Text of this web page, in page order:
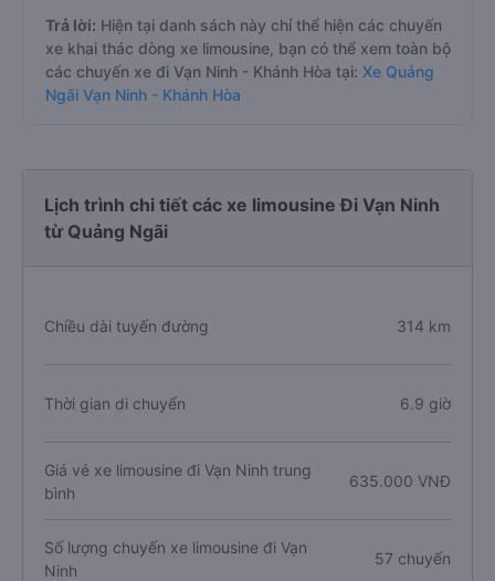
Trả lời: Hiện tại danh sách này chỉ thể hiện các chuyến
xe khai thác dòng xe limousine, bạn có thể xem toàn bộ
các chuyến xe đi Vạn Ninh - Khánh Hòa tại: Xe Quảng
Ngãi Vạn Ninh - Khánh Hòa
Lịch trình chi tiết các xe limousine Đi Vạn Ninh
từ Quảng Ngãi
Chiều dài tuyến đường 314 km
Thời gian di chuyển 6.9 giờ
Giá vé xe limousine đi Vạn Ninh trung
bình
635.000 VNĐ
Số lượng chuyến xe limousine đi Vạn
Ninh
57 chuyến